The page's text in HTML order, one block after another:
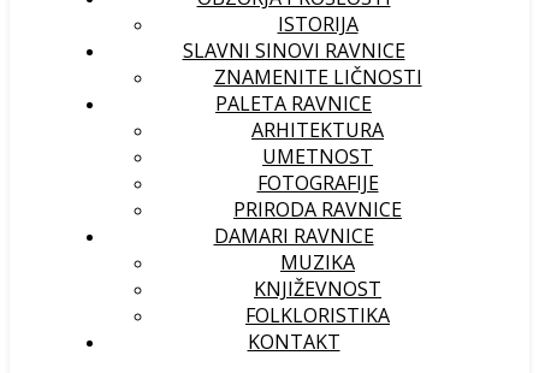
ISTORIJA
SLAVNI SINOVI RAVNICE
ZNAMENITE LIČNOSTI
PALETA RAVNICE
ARHITEKTURA
UMETNOST
FOTOGRAFIJE
PRIRODA RAVNICE
DAMARI RAVNICE
MUZIKA
KNJIŽEVNOST
FOLKLORISTIKA
KONTAKT